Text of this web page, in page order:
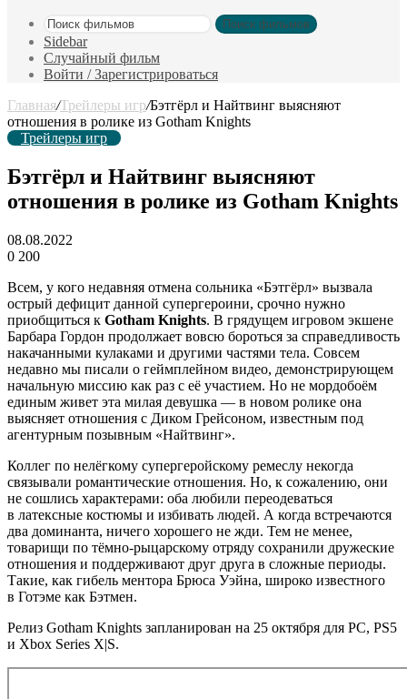
Поиск фильмов
Sidebar
Случайный фильм
Войти / Зарегистрироваться
Главная/Трейлеры игр/Бэтгёрл и Найтвинг выясняют
отношения в ролике из Gotham Knights
Трейлеры игр
Бэтгёрл и Найтвинг выясняют
отношения в ролике из Gotham Knights
08.08.2022
0 200
Всем, у кого недавняя отмена сольника «Бэтгёрл» вызвала
острый дефицит данной супергероини, срочно нужно
приобщиться к Gotham Knights. В грядущем игровом экшене
Барбара Гордон продолжает вовсю бороться за справедливость
накачанными кулаками и другими частями тела. Совсем
недавно мы писали о геймплейном видео, демонстрирующем
начальную миссию как раз с её участием. Но не мордобоём
единым живет эта милая девушка — в новом ролике она
выясняет отношения с Диком Грейсоном, известным под
агентурным позывным «Найтвинг».
Коллег по нелёгкому супергеройскому ремеслу некогда
связывали романтические отношения. Но, к сожалению, они
не сошлись характерами: оба любили переодеваться
в латексные костюмы и избивать людей. А когда встречаются
два доминанта, ничего хорошего не жди. Тем не менее,
товарищи по тёмно-рыцарскому отряду сохранили дружеские
отношения и поддерживают друг друга в сложные периоды.
Такие, как гибель ментора Брюса Уэйна, широко известного
в Готэме как Бэтмен.
Релиз Gotham Knights запланирован на 25 октября для PC, PS5
и Xbox Series X|S.